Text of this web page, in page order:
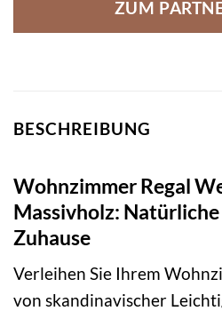
ZUM
BESCHREIBUNG
Wohnzimmer Regal
Massivholz:
Zuhause
Verleihen Sie Ihrem
von skandinavischer